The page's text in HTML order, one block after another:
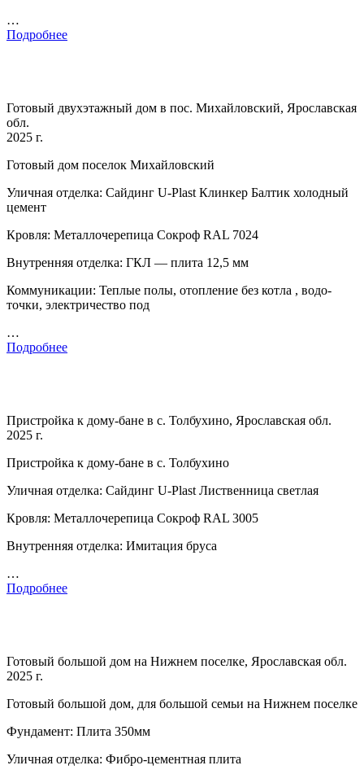
…
Подробнее
Готовый двухэтажный дом в пос. Михайловский, Ярославская
обл.
2025 г.
Готовый дом поселок Михайловский
Уличная отделка: Сайдинг U-Plast Клинкер Балтик холодный
цемент
Кровля: Металлочерепица Сокроф RAL 7024
Внутренняя отделка: ГКЛ — плита 12,5 мм
Коммуникации: Теплые полы, отопление без котла , водо-
точки, электричество под
…
Подробнее
Пристройка к дому-бане в с. Толбухино, Ярославская обл.
2025 г.
Пристройка к дому-бане в с. Толбухино
Уличная отделка: Сайдинг U-Plast Лиственница светлая
Кровля: Металлочерепица Сокроф RAL 3005
Внутренняя отделка: Имитация бруса
…
Подробнее
Готовый большой дом на Нижнем поселке, Ярославская обл.
2025 г.
Готовый большой дом, для большой семьи на Нижнем поселке
Фундамент: Плита 350мм
Уличная отделка: Фибро-цементная плита